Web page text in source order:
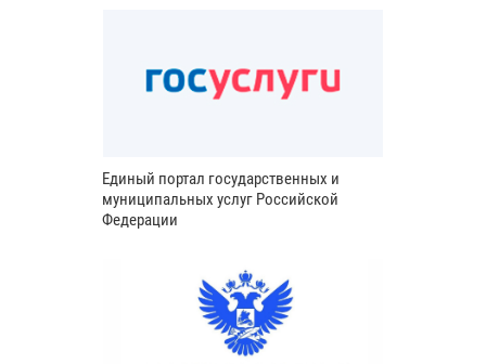
Единый портал государственных и
муниципальных услуг Российской
Федерации